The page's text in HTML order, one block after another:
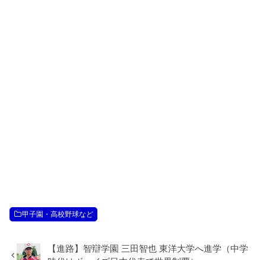
甲子園・高校野球など
【進路】智辯学園 三田智也 東洋大学へ進学（中学